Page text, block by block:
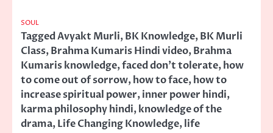
SOUL
TaggedAvyakt Murli,BK Knowledge,BK Murli
Class,Brahma Kumaris Hindi video,Brahma
Kumaris knowledge,faced don't tolerate,how
to come out of sorrow,how to face,how to
increase spiritual power,inner power hindi,
karma philosophy hindi,knowledge of the
drama,Life Changing Knowledge,life